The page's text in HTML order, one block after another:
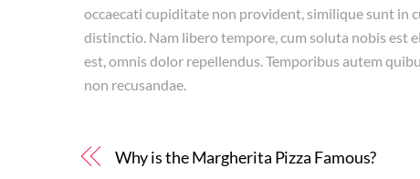
occaecati cupiditate non provident, similique sunt in
distinctio. Nam libero tempore, cum soluta nobis est
est, omnis dolor repellendus. Temporibus autem
non recusandae.
Why is the Margherita Pizza Famous?